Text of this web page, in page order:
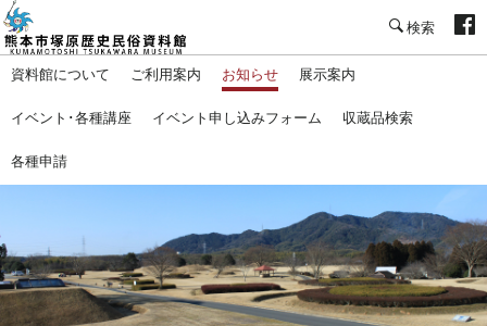
資料館について ご利用案内 お知らせ 展示案内
イベント･各種講座 イベント申し込みフォーム 収蔵品検索
各種申請